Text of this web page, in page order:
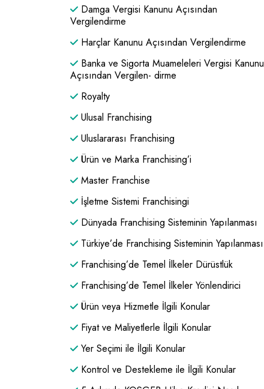
Damga Vergisi Kanunu Açısından
Vergilendirme
Harçlar Kanunu Açısından Vergilendirme
Banka ve Sigorta Muameleleri Vergisi Kanunu
Açısından Vergilen- dirme
Royalty
Ulusal Franchising
Uluslararası Franchising
Ürün ve Marka Franchising’i
Master Franchise
İşletme Sistemi Franchisingi
Dünyada Franchising Sisteminin Yapılanması
Türkiye’de Franchising Sisteminin Yapılanması
Franchising’de Temel İlkeler Dürüstlük
Franchising’de Temel İlkeler Yönlendirici
Ürün veya Hizmetle İlgili Konular
Fiyat ve Maliyetlerle İlgili Konular
Yer Seçimi ile İlgili Konular
Kontrol ve Destekleme ile İlgili Konular